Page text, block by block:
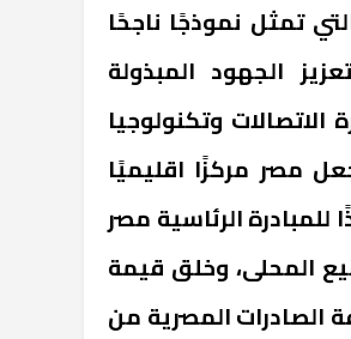
تمثل نموذجًا ناجحًا
الجهود المبذولة
الاتصالات وتكنولوجيا
مصر مركزًا اقليميًا
للمبادرة الرئاسية مصر
المحلى، وخلق قيمة
الصادرات المصرية من